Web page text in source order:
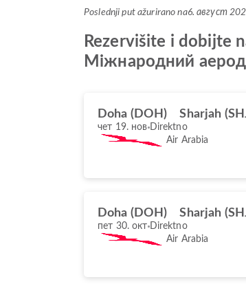
Poslednji put ažurirano na6. август
Rezervišite i dobijte
Міжнародний
Doha (DOH) Sharjah
чет 19. нов Direktno
Air Arabia
Doha (DOH) Sharjah
пет 30. окт Direktno
Air Arabia